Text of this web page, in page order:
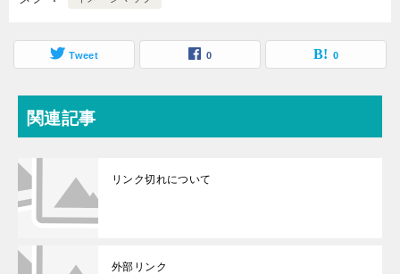
Tweet 0 0
関連記事
リンク切れについて
外部リンク